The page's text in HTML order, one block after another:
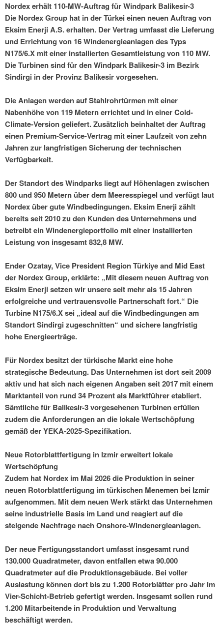
Nordex erhält 110-MW-Auftrag für Windpark Balikesir-3
Die Nordex Group hat in der Türkei einen neuen Auftrag von
Eksim Enerji A.S. erhalten. Der Vertrag umfasst die Lieferung
und Errichtung von 16 Windenergieanlagen des Typs
N175/6.X mit einer installierten Gesamtleistung von 110 MW.
Die Turbinen sind für den Windpark Balikesir-3 im Bezirk
Sindirgi in der Provinz Balikesir vorgesehen.
Die Anlagen werden auf Stahlrohrtürmen mit einer
Nabenhöhe von 119 Metern errichtet und in einer Cold-
Climate-Version geliefert. Zusätzlich beinhaltet der Auftrag
einen Premium-Service-Vertrag mit einer Laufzeit von zehn
Jahren zur langfristigen Sicherung der technischen
Verfügbarkeit.
Der Standort des Windparks liegt auf Höhenlagen zwischen
800 und 950 Metern über dem Meeresspiegel und verfügt laut
Nordex über gute Windbedingungen. Eksim Enerji zählt
bereits seit 2010 zu den Kunden des Unternehmens und
betreibt ein Windenergieportfolio mit einer installierten
Leistung von insgesamt 832,8 MW.
Ender Ozatay, Vice President Region Türkiye and Mid East
der Nordex Group, erklärte: „Mit diesem neuen Auftrag von
Eksim Enerji setzen wir unsere seit mehr als 15 Jahren
erfolgreiche und vertrauensvolle Partnerschaft fort.“ Die
Turbine N175/6.X sei „ideal auf die Windbedingungen am
Standort Sindirgi zugeschnitten“ und sichere langfristig
hohe Energieerträge.
Für Nordex besitzt der türkische Markt eine hohe
strategische Bedeutung. Das Unternehmen ist dort seit 2009
aktiv und hat sich nach eigenen Angaben seit 2017 mit einem
Marktanteil von rund 34 Prozent als Marktführer etabliert.
Sämtliche für Balikesir-3 vorgesehenen Turbinen erfüllen
zudem die Anforderungen an die lokale Wertschöpfung
gemäß der YEKA-2025-Spezifikation.
Neue Rotorblattfertigung in Izmir erweitert lokale
Wertschöpfung
Zudem hat Nordex im Mai 2026 die Produktion in seiner
neuen Rotorblattfertigung im türkischen Menemen bei Izmir
aufgenommen. Mit dem neuen Werk stärkt das Unternehmen
seine industrielle Basis im Land und reagiert auf die
steigende Nachfrage nach Onshore-Windenergieanlagen.
Der neue Fertigungsstandort umfasst insgesamt rund
130.000 Quadratmeter, davon entfallen etwa 90.000
Quadratmeter auf die Produktionsgebäude. Bei voller
Auslastung können dort bis zu 1.200 Rotorblätter pro Jahr im
Vier-Schicht-Betrieb gefertigt werden. Insgesamt sollen rund
1.200 Mitarbeitende in Produktion und Verwaltung
beschäftigt werden.